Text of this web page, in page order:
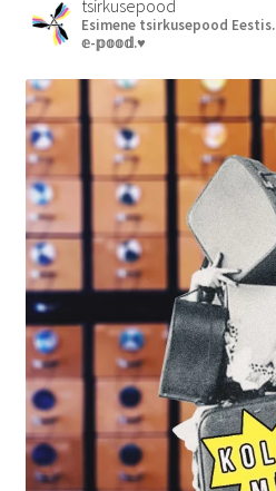
tsirkusepood
Esimene tsirkusepood Eestis.
𝕖-𝕡𝕠𝕠𝕕.♥︎